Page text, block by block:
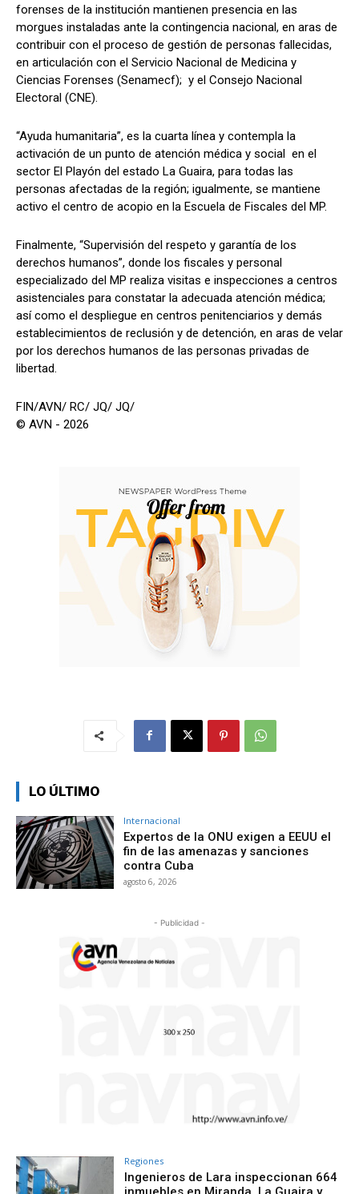
forenses de la institución mantienen presencia en las
morgues instaladas ante la contingencia nacional, en aras de
contribuir con el proceso de gestión de personas fallecidas,
en articulación con el Servicio Nacional de Medicina y
Ciencias Forenses (Senamecf); y el Consejo Nacional
Electoral (CNE).
“Ayuda humanitaria”, es la cuarta línea y contempla la
activación de un punto de atención médica y social en el
sector El Playón del estado La Guaira, para todas las
personas afectadas de la región; igualmente, se mantiene
activo el centro de acopio en la Escuela de Fiscales del MP.
Finalmente, “Supervisión del respeto y garantía de los
derechos humanos”, donde los fiscales y personal
especializado del MP realiza visitas e inspecciones a centros
asistenciales para constatar la adecuada atención médica;
así como el despliegue en centros penitenciarios y demás
establecimientos de reclusión y de detención, en aras de velar
por los derechos humanos de las personas privadas de
libertad.
FIN/AVN/ RC/ JQ/ JQ/
© AVN - 2026
LO ÚLTIMO
Internacional
Expertos de la ONU exigen a EEUU el
fin de las amenazas y sanciones
contra Cuba
agosto 6, 2026
- Publicidad -
Regiones
Ingenieros de Lara inspeccionan 664